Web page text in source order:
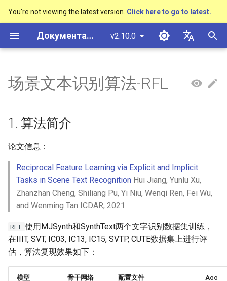
You're not viewing the latest version. Click here to go to latest.
Документация PaddleOCR v2.10.0
English
Help translating
И
н
ц
л
и
и
я
快速开始 支持硬件列表
基于C++预测引擎推理
Visual Studio 2019
Community CMake 编译指南
Android部署
Jetson部署
端侧部署
网页前端部署
快速开始
快速安装
效果展示
运行环境
模型库
文本检测
关键信息提取
模型微调
模型压缩
模型裁剪
博客
PP-OCRv4技术报告
动手学OCR
Enhanced CTC Loss
PaddleOCR模型推理参数
分布式训练
快速开始
模型库
模型训练
版面分析
关键信息提取
推理部署
基于C++预测引擎推理
博客
怎样完成基于图像数据的
EAST
SAST
PSENet
FCENet
DRRG
2. 环境配置
3. 模型训练、评估、预测
3.1 模型训练
启动训练
3.2 评估
4. 推理部署
4.1 Python推理
Text Telescope
LaTeX-OCR
UniMERNet
PP-FormulaNet
TableSLANet
LayoutLM
SDMGR
通用
SVTR
制造
液晶屏读数识别
金融
增值税发票
合同比对
交通
其它数据标注工具
其它数据合成工具
手写中文OCR数据集
垂类多语言OCR数据集
版面分析数据集
表格识别数据集
关键信息提取数据集
附录
场景文本识别算法-RFL
1. 算法简介
论文信息：
Reciprocal Feature Learning via Explicit and Implicit
Tasks in Scene Text Recognition Hui Jiang, Yunlu Xu,
Zhanzhan Cheng, Shiliang Pu, Yi Niu, Wenqi Ren, Fei Wu,
and Wenming Tan ICDAR, 2021
RFL 使用MJSynth和SynthText两个文字识别数据集训练，
在IIIT, SVT, IC03, IC13, IC15, SVTP, CUTE数据集上进行评
估，算法复现效果如下：
模型 骨干网络 配置文件 Acc